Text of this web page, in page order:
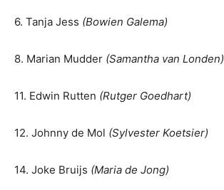
6. Tanja Jess (Bowien Galema)
8. Marian Mudder (Samantha van Londen)
11. Edwin Rutten (Rutger Goedhart)
12. Johnny de Mol (Sylvester Koetsier)
14. Joke Bruijs (Maria de Jong)